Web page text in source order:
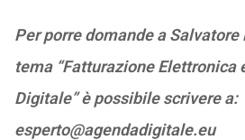
Per porre domande a
tema “Fatturazione Elettronica
Digitale” è possibile scrivere a:
esperto@agendadigitale.eu